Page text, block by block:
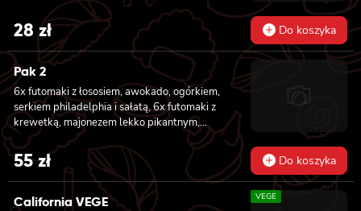
28zł Do koszyka
Pak 2
6x futomaki z łososiem, awokado, ogórkiem,
serkiem philadelphia i sałatą, 6x futomaki z
krewetką, majonezem lekko pikantnym,
ogórkiem i sałatą
55zł Do koszyka
California VEGE VEGE